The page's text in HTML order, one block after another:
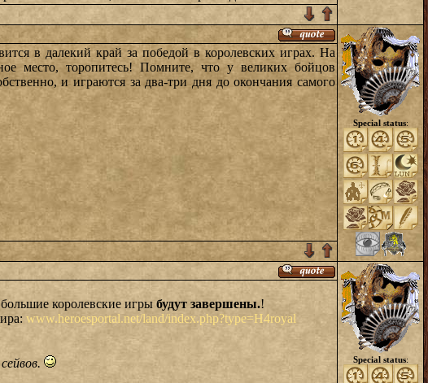
в далекий край за победой в королевских играх. На
место, торопитесь! Помните, что у великих бойцов
и играются за два-три дня до окончания самого
Special status:
большие королевские игры будут завершены.!
www.heroesportal.net/land/index.php?type=H4royal
Special status: